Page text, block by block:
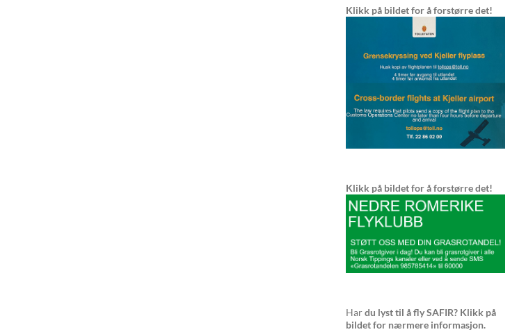
Klikk på bildet for å forstørre det!
Klikk på bildet for å forstørre det!
Hardu lyst til å fly SAFIR? Klikk på
bildet for nærmere informasjon.